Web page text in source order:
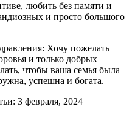
любить без памяти и
и просто большого
Хочу пожелать
и только добрых
чтобы ваша семья была
успешна и богата.
3 февраля, 2024